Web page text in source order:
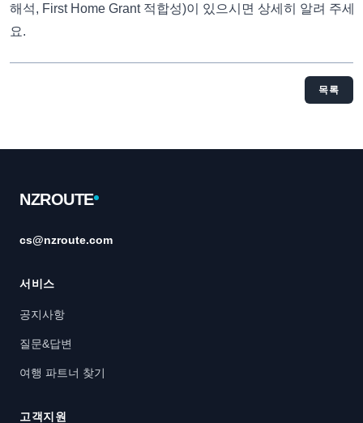
해석, First Home Grant 적합성)이 있으시면 상세히 알려 주세
요.
목록
NZROUTE
cs@nzroute.com
서비스
공지사항
질문&답변
여행 파트너 찾기
고객지원